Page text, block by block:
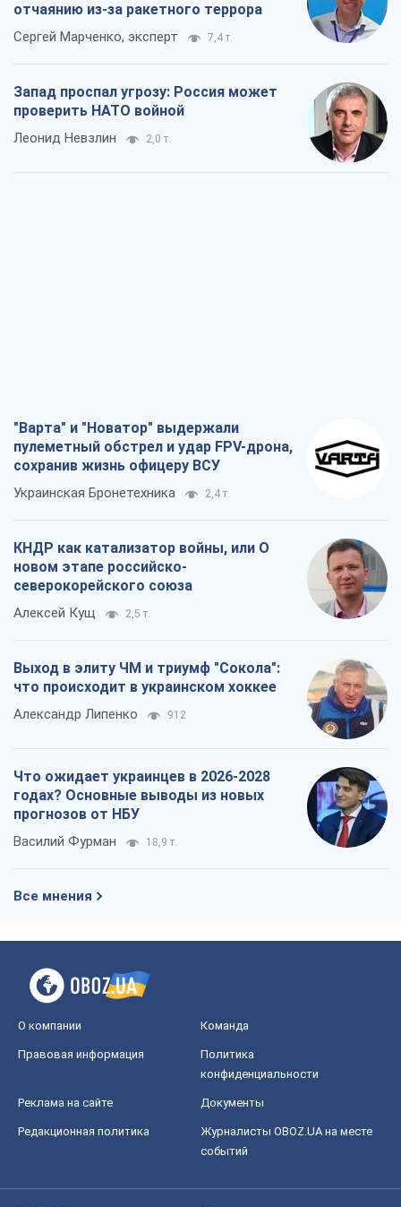
отчаянию из-за ракетного террора
Сергей Марченко, эксперт 7,4 т.
Запад проспал угрозу: Россия может
проверить НАТО войной
Леонид Невзлин 2,0 т.
"Варта" и "Новатор" выдержали
пулеметный обстрел и удар FPV-дрона,
сохранив жизнь офицеру ВСУ
Украинская Бронетехника 2,4 т.
КНДР как катализатор войны, или О
новом этапе российско-
северокорейского союза
Алексей Кущ 2,5 т.
Выход в элиту ЧМ и триумф "Сокола":
что происходит в украинском хоккее
Александр Липенко 912
Что ожидает украинцев в 2026-2028
годах? Основные выводы из новых
прогнозов от НБУ
Василий Фурман 18,9 т.
Все мнения
О компании Команда
Правовая информация
Политика
конфиденциальности
Реклама на сайте Документы
Редакционная политика
Журналисты OBOZ.UA на месте
событий